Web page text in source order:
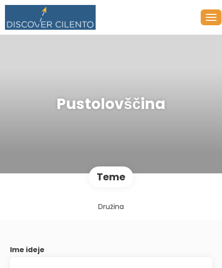
Pustolovščina
Teme
Družina
Ime ideje